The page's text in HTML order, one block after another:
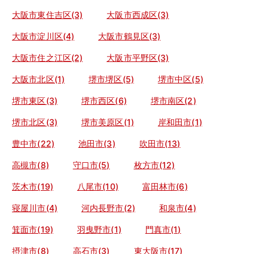
大阪市東住吉区(3) 大阪市西成区(3)
大阪市淀川区(4) 大阪市鶴見区(3)
大阪市住之江区(2) 大阪市平野区(3)
大阪市北区(1) 堺市堺区(5) 堺市中区(5)
堺市東区(3) 堺市西区(6) 堺市南区(2)
堺市北区(3) 堺市美原区(1) 岸和田市(1)
豊中市(22) 池田市(3) 吹田市(13)
高槻市(8) 守口市(5) 枚方市(12)
茨木市(19) 八尾市(10) 富田林市(6)
寝屋川市(4) 河内長野市(2) 和泉市(4)
箕面市(19) 羽曳野市(1) 門真市(1)
摂津市(8) 高石市(3) 東大阪市(17)